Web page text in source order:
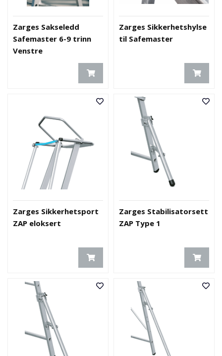
Zarges Sakseledd
Safemaster 6-9 trinn
Venstre
Zarges Sikkerhetshylse
til Safemaster
Zarges Sikkerhetsport
ZAP eloksert
Zarges Stabilisatorsett
ZAP Type 1